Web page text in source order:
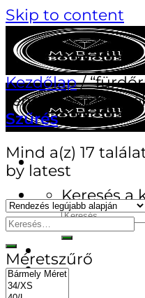
Skip to content
Keresés a
AKCIÓS TERMÉKEK
TANÁCSADÁS
Kezdőlap /
rendelkező
Szűrés
Mind a(z) 17
by latest
Méretszűrő